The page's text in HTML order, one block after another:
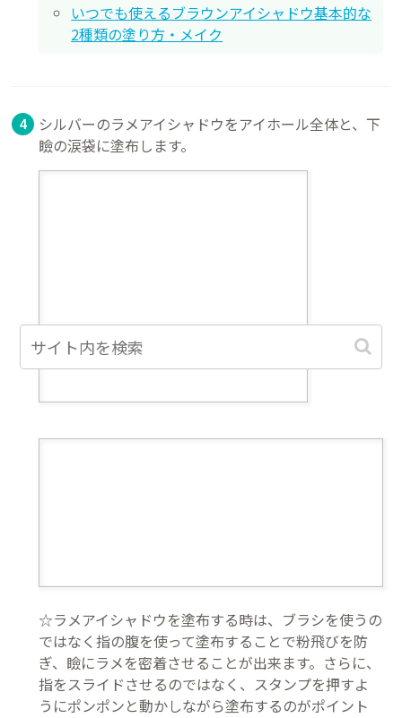
いつでも使えるブラウンアイシャドウ基本的な
2種類の塗り方・メイク
シルバーのラメアイシャドウをアイホール全体と、下
瞼の涙袋に塗布します。
☆ラメアイシャドウを塗布する時は、ブラシを使うの
ではなく指の腹を使って塗布することで粉飛びを防
ぎ、瞼にラメを密着させることが出来ます。さらに、
指をスライドさせるのではなく、スタンプを押すよ
うにポンポンと動かしながら塗布するのがポイント